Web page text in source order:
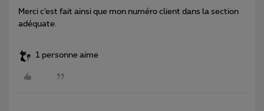
Merci c’est fait ainsi que mon numéro client dans la section
adéquate.
1 personne aime